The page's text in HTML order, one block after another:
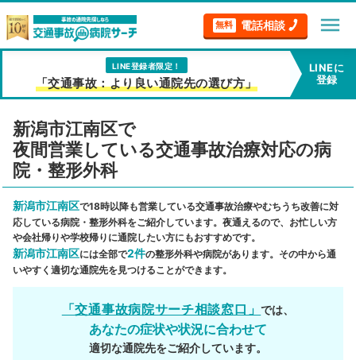
無料 電話相談 menu
LINE登録者限定！
「交通事故：より良い通院先の選び方」
LINEに
登録
新潟市江南区で
夜間営業している交通事故治療対応の病
院・整形外科
新潟市江南区で18時以降も営業している交通事故治療やむちうち改善に対
応している病院・整形外科をご紹介しています。夜通えるので、お忙しい方
や会社帰りや学校帰りに通院したい方にもおすすめです。
新潟市江南区には全部で2件の整形外科や病院があります。その中から通
いやすく適切な通院先を見つけることができます。
「交通事故病院サーチ相談窓口」では、
あなたの症状や状況に合わせて
適切な通院先をご紹介しています。